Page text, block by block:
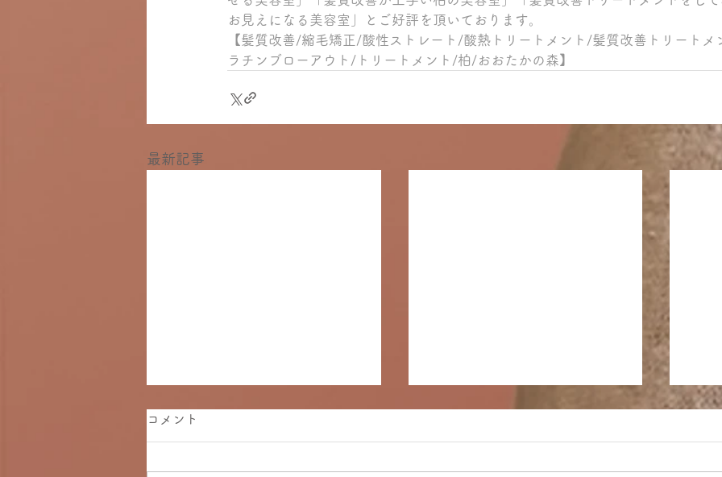
お見えになる美容室」とご好評を頂いております。
【髪質改善/縮毛矯正/酸性ストレート/酸熱トリートメント/髪質改善トリートメ
ラチンブローアウト/トリートメント/柏/おおたかの森】
最新記事
コメント